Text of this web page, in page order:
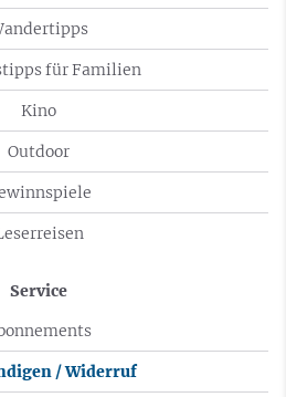
für Familien
Kino
Outdoor
Service
/ Widerruf